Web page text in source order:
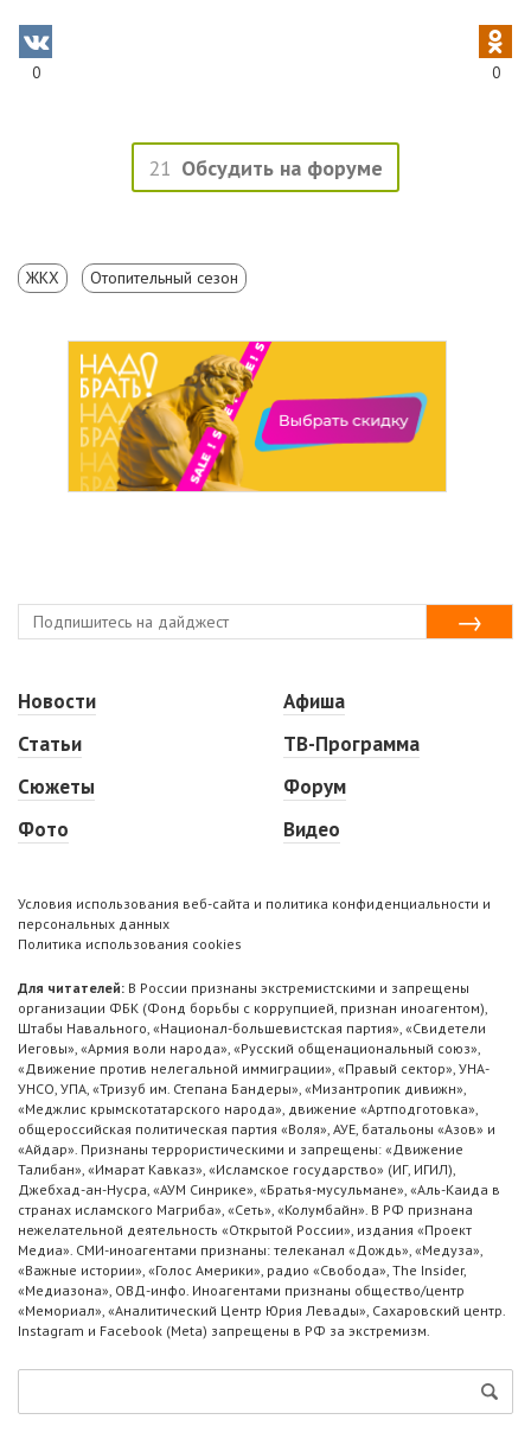
0 0
21 Обсудить на форуме
ЖКХ Отопительный сезон
Новости
Статьи
Сюжеты
Фото
Афиша
ТВ-Программа
Форум
Видео
Условия использования веб-сайта и политика конфиденциальности и
персональных данных
Политика использования cookies
Для читателей: В России признаны экстремистскими и запрещены
организации ФБК (Фонд борьбы с коррупцией, признан иноагентом),
Штабы Навального, «Национал-большевистская партия», «Свидетели
Иеговы», «Армия воли народа», «Русский общенациональный союз»,
«Движение против нелегальной иммиграции», «Правый сектор», УНА-
УНСО, УПА, «Тризуб им. Степана Бандеры», «Мизантропик дивижн»,
«Меджлис крымскотатарского народа», движение «Артподготовка»,
общероссийская политическая партия «Воля», АУЕ, батальоны «Азов» и
«Айдар». Признаны террористическими и запрещены: «Движение
Талибан», «Имарат Кавказ», «Исламское государство» (ИГ, ИГИЛ),
Джебхад-ан-Нусра, «АУМ Синрике», «Братья-мусульмане», «Аль-Каида в
странах исламского Магриба», «Сеть», «Колумбайн». В РФ признана
нежелательной деятельность «Открытой России», издания «Проект
Медиа». СМИ-иноагентами признаны: телеканал «Дождь», «Медуза»,
«Важные истории», «Голос Америки», радио «Свобода», The Insider,
«Медиазона», ОВД-инфо. Иноагентами признаны общество/центр
«Мемориал», «Аналитический Центр Юрия Левады», Сахаровский центр.
Instagram и Facebook (Metа) запрещены в РФ за экстремизм.